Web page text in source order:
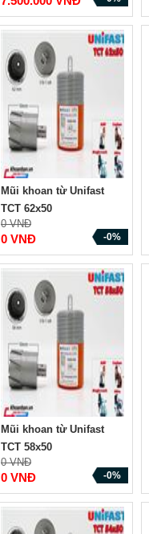
Mũi khoan từ Unifast
TCT 62x50
0 VNĐ
0 VNĐ -0%
Mũi khoan từ Unifast
TCT 58x50
0 VNĐ
0 VNĐ -0%